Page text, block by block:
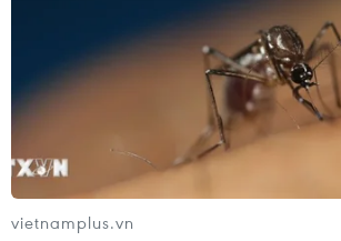
#Thủ tục hành chính #Kinh doanh
Theo dõi VietnamPlus
vietnamplus.vn